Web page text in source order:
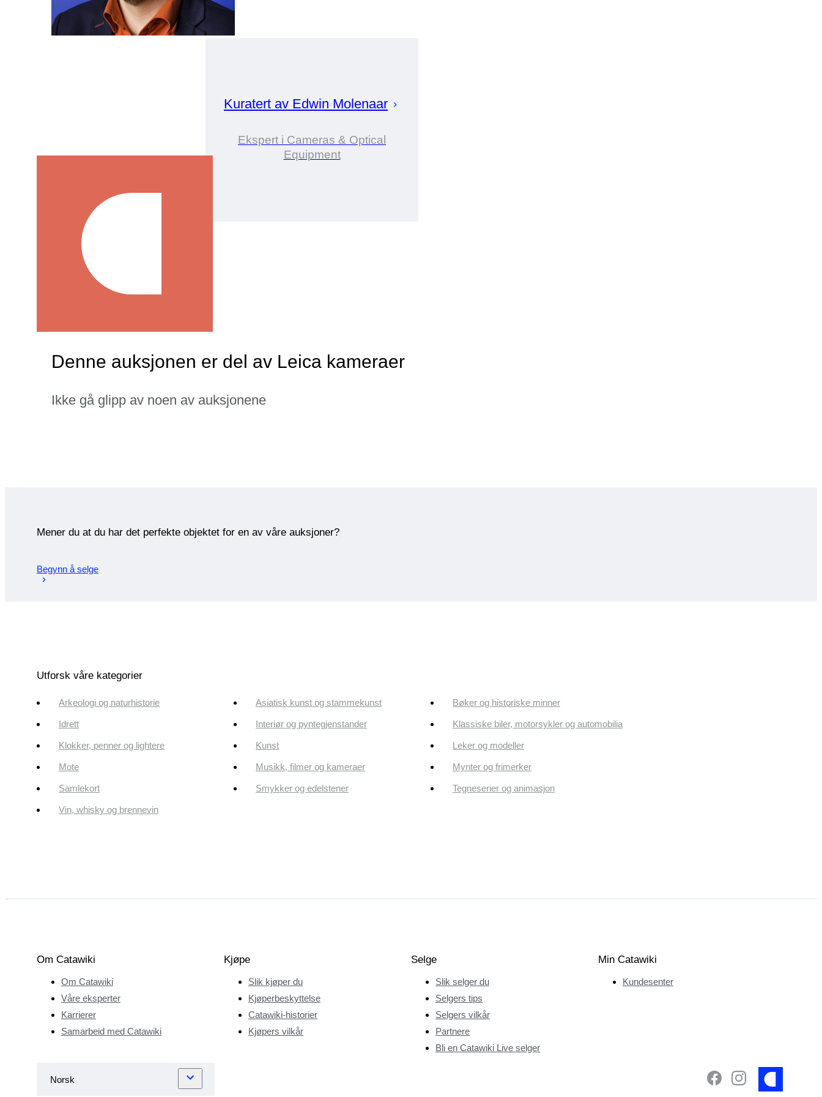
Kuratert av Edwin Molenaar
Ekspert i Cameras & Optical
Equipment
Denne auksjonen er del av Leica kameraer
Ikke gå glipp av noen av auksjonene
Mener du at du har det perfekte objektet for en av våre auksjoner?
Begynn å selge
Utforsk våre kategorier
Arkeologi og naturhistorie Asiatisk kunst og stammekunst Bøker og historiske minner
Idrett Interiør og pyntegjenstander Klassiske biler, motorsykler og automobilia
Klokker, penner og lightere Kunst Leker og modeller
Mote Musikk, filmer og kameraer Mynter og frimerker
Samlekort Smykker og edelstener Tegneserier og animasjon
Vin, whisky og brennevin
Om Catawiki
Om Catawiki
Våre eksperter
Karrierer
Samarbeid med Catawiki
Kjøpe
Slik kjøper du
Kjøperbeskyttelse
Catawiki-historier
Kjøpers vilkår
Selge
Slik selger du
Selgers tips
Selgers vilkår
Partnere
Bli en Catawiki Live selger
Min Catawiki
Kundesenter